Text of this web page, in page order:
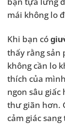
mái không lo
Khi bạn có
thấy rằng sản
không cần lo
thích của
ngon sâu
thư giãn hơn.
cảm giác